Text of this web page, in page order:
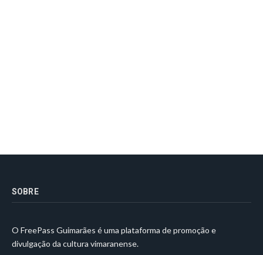
SOBRE
O FreePass Guimarães é uma plataforma de promoção e
divulgação da cultura vimaranense.